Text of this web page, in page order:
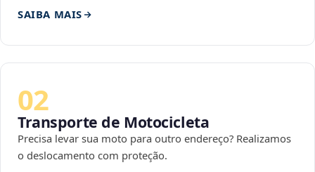
SAIBA MAIS
02
Transporte de Motocicleta
Precisa levar sua moto para outro endereço? Realizamos
o deslocamento com proteção.